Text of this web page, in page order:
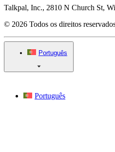
Talkpal, Inc., 2810 N Church St,
© 2026 Todos os direitos
Português
Português